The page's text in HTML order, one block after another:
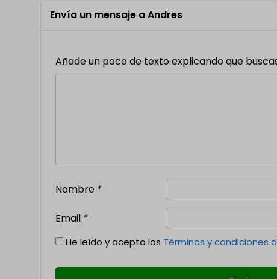
Envía un mensaje a Andres
Añade un poco de texto explicando que
Nombre *
Email *
He leído y acepto los Términos y condiciones